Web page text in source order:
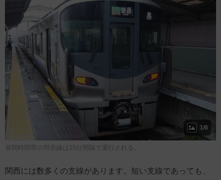
1/6
昼間時間帯の羽衣線は15分間隔で運行される。
関西には数多くの支線があります。短い支線であっても、